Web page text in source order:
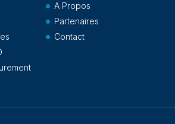
A Propos
Partenaires
Contact